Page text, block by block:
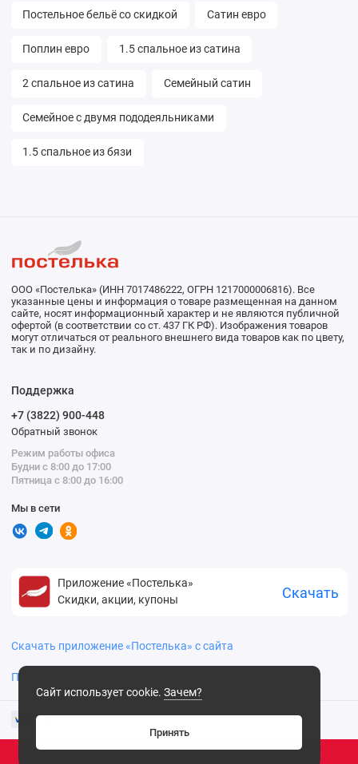
Постельное бельё со скидкой Сатин евро
Поплин евро 1.5 спальное из сатина
2 спальное из сатина Семейный сатин
Семейное с двумя пододеяльниками
1.5 спальное из бязи
Сайт использует cookie. Зачем?
Принять
ООО «Постелька» (ИНН 7017486222, ОГРН 1217000006816). Все
указанные цены и информация о товаре размещенная на данном
сайте, носят информационный характер и не являются публичной
офертой (в соответствии со ст. 437 ГК РФ). Изображения товаров
могут отличаться от реального внешнего вида товаров как по цвету,
так и по дизайну.
Поддержка
+7 (3822) 900-448
Обратный звонок
Режим работы офиса
Будни с 8:00 до 17:00
Пятница с 8:00 до 16:00
Мы в сети
Приложение «Постелька»
Скидки, акции, купоны
Скачать
Скачать приложение «Постелька» с сайта
Политика конфиденциальности